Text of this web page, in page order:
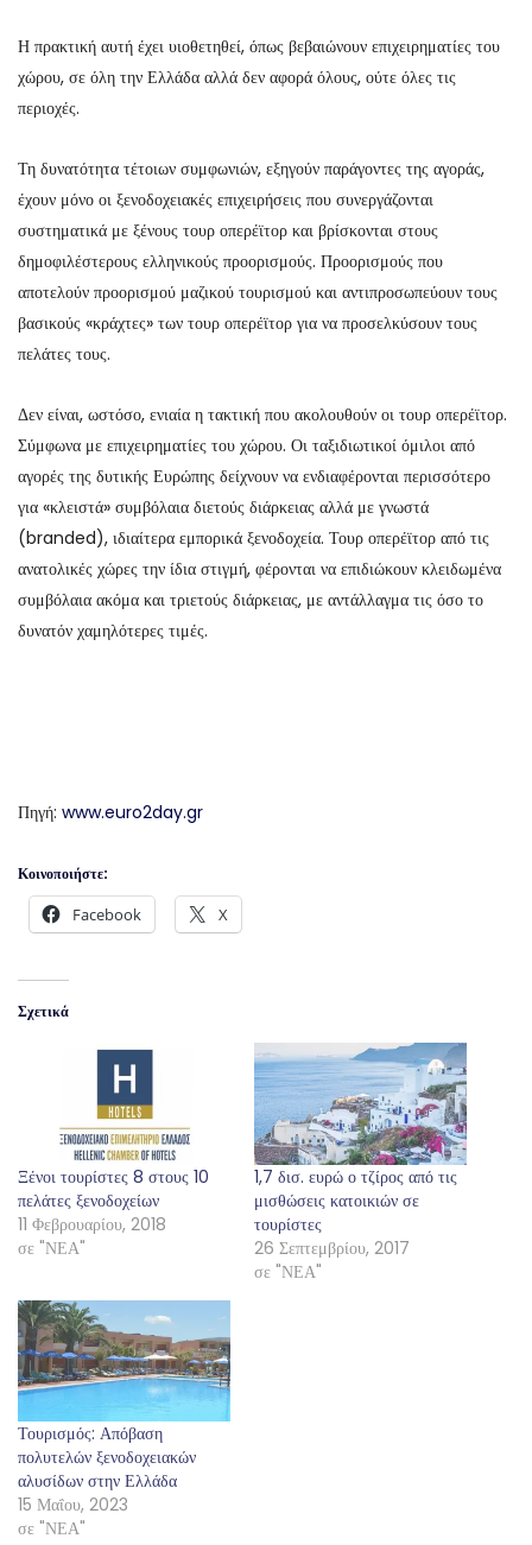
Η πρακτική αυτή έχει υιοθετηθεί, όπως βεβαιώνουν επιχειρηματίες του
χώρου, σε όλη την Ελλάδα αλλά δεν αφορά όλους, ούτε όλες τις
περιοχές.
Τη δυνατότητα τέτοιων συμφωνιών, εξηγούν παράγοντες της αγοράς,
έχουν μόνο οι ξενοδοχειακές επιχειρήσεις που συνεργάζονται
συστηματικά με ξένους τουρ οπερέϊτορ και βρίσκονται στους
δημοφιλέστερους ελληνικούς προορισμούς. Προορισμούς που
αποτελούν προορισμού μαζικού τουρισμού και αντιπροσωπεύουν τους
βασικούς «κράχτες» των τουρ οπερέϊτορ για να προσελκύσουν τους
πελάτες τους.
Δεν είναι, ωστόσο, ενιαία η τακτική που ακολουθούν οι τουρ οπερέϊτορ.
Σύμφωνα με επιχειρηματίες του χώρου. Οι ταξιδιωτικοί όμιλοι από
αγορές της δυτικής Ευρώπης δείχνουν να ενδιαφέρονται περισσότερο
για «κλειστά» συμβόλαια διετούς διάρκειας αλλά με γνωστά
(branded), ιδιαίτερα εμπορικά ξενοδοχεία. Τουρ οπερέϊτορ από τις
ανατολικές χώρες την ίδια στιγμή, φέρονται να επιδιώκουν κλειδωμένα
συμβόλαια ακόμα και τριετούς διάρκειας, με αντάλλαγμα τις όσο το
δυνατόν χαμηλότερες τιμές.
Πηγή: www.euro2day.gr
Κοινοποιήστε:
Facebook X
Σχετικά
Ξένοι τουρίστες 8 στους 10
πελάτες ξενοδοχείων
11 Φεβρουαρίου, 2018
σε "ΝΕΑ"
1,7 δισ. ευρώ ο τζίρος από τις
μισθώσεις κατοικιών σε
τουρίστες
26 Σεπτεμβρίου, 2017
σε "ΝΕΑ"
Τουρισμός: Απόβαση
πολυτελών ξενοδοχειακών
αλυσίδων στην Ελλάδα
15 Μαΐου, 2023
σε "ΝΕΑ"